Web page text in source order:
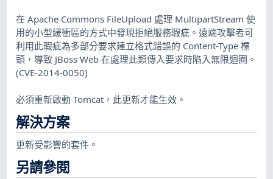
在 Apache Commons FileUpload 處理 MultipartStream 使
用的小型緩衝區的方式中發現拒絕服務瑕疵。遠端攻擊者可
利用此瑕疵為多部分要求建立格式錯誤的 Content-Type 標
頭，導致 JBoss Web 在處理此類傳入要求時陷入無限迴圈。
(CVE-2014-0050)
必須重新啟動 Tomcat，此更新才能生效。
解決方案
更新受影響的套件。
另請參閱